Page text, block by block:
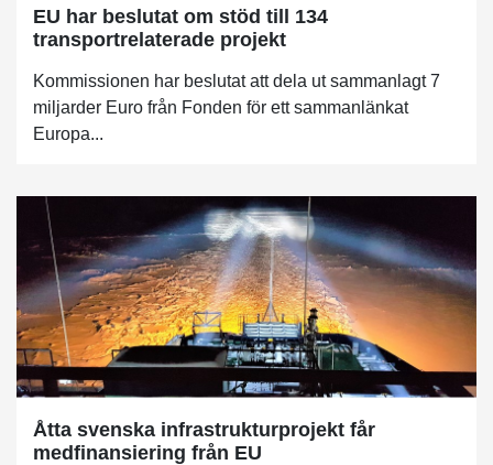
EU har beslutat om stöd till 134
transportrelaterade projekt
Kommissionen har beslutat att dela ut sammanlagt 7
miljarder Euro från Fonden för ett sammanlänkat
Europa...
Åtta svenska infrastrukturprojekt får
medfinansiering från EU